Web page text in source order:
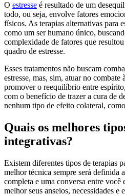
O estresse é resultado de um
todo, ou seja, envolve fatores
físicos. As terapias alternativas para
como um ser humano único,
complexidade de fatores que
quadro de estresse.
Esses tratamentos não buscam
estresse, mas, sim, atuar no combate
promover o reequilíbrio entre
com o benefício de trazer a cura de
nenhum tipo de efeito colateral,
Quais os melhores
integrativas?
Existem diferentes tipos de terapias
melhor técnica sempre será definida
completa e uma conversa entre você
melhor seus anseios, necessidades e